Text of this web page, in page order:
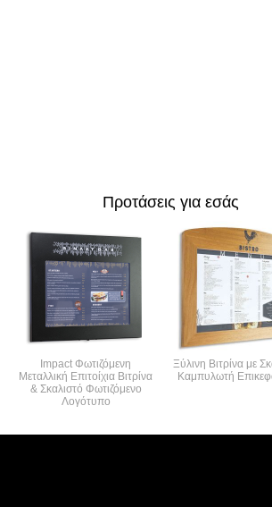
Προτάσεις για εσάς
Impact Φωτιζόμενη
Μεταλλική Επιτοίχια Βιτρίνα
& Σκαλιστό Φωτιζόμενο
Λογότυπο
Ξύλινη Βιτρίνα με
Καμπυλωτή